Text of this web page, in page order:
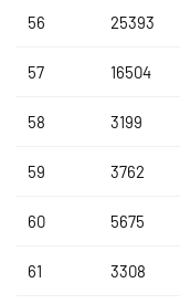
56 25393
57 16504
58 3199
59 3762
60 5675
61 3308